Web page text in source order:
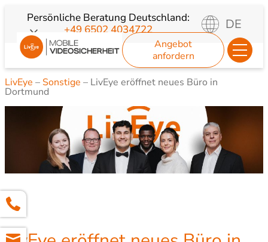
Inhalt
springen
Persönliche Beratung Deutschland:
+49 6502 4034722
DE
Angebot
anfordern
LivEye – Sonstige – LivEye eröffnet neues Büro in
Dortmund